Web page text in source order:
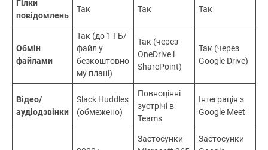
ціна
$7.25/
користувача
/місяць (Pro)
/місяць
(Essentials)
складу
Workspace
(від $6)
каналами
Так Так
Так
(називаютьс
я Spaces)
Гілки
Так Так